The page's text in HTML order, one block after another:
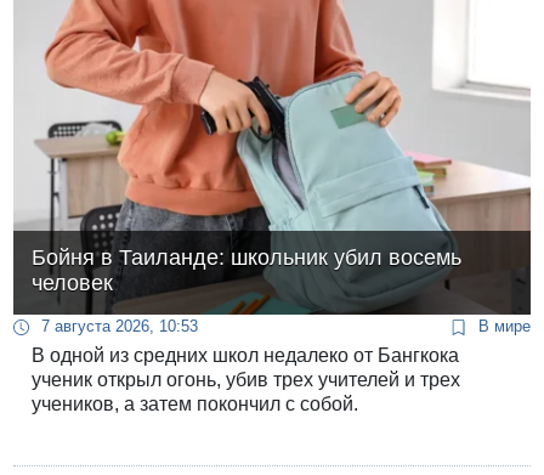
Бойня в Таиланде: школьник убил восемь
человек
7 августа 2026, 10:53 В мире
В одной из средних школ недалеко от Бангкока
ученик открыл огонь, убив трех учителей и трех
учеников, а затем покончил с собой.